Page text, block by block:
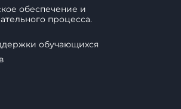
обеспечение и
процесса.
обучающихся